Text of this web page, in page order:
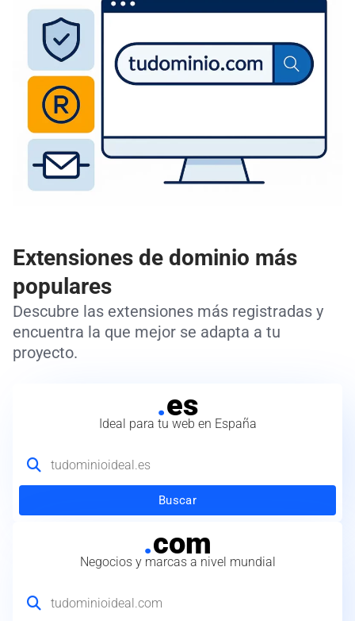
Extensiones de dominio más
populares
Descubre las extensiones más registradas y
encuentra la que mejor se adapta a tu
proyecto.
.es
Ideal para tu web en España
Buscar
.com
Negocios y marcas a nivel mundial